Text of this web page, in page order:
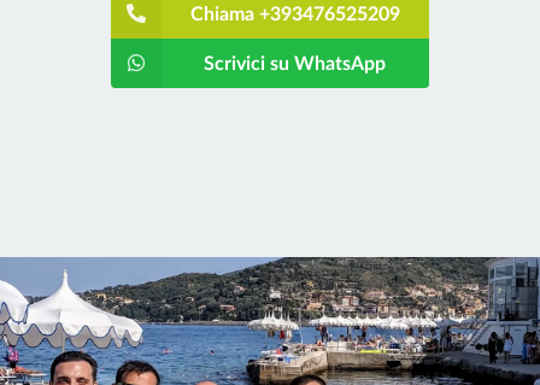
Chiama +393476525209
Scrivici su WhatsApp